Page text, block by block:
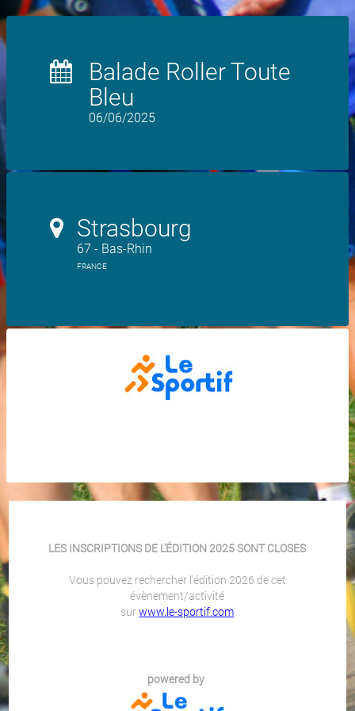
Balade Roller Toute
Bleu
06/06/2025
Strasbourg
67 - Bas-Rhin
FRANCE
LES INSCRIPTIONS DE L'ÉDITION 2025 SONT CLOSES
Vous pouvez rechercher l'édition 2026 de cet
évènement/activité
surwww.le-sportif.com
powered by